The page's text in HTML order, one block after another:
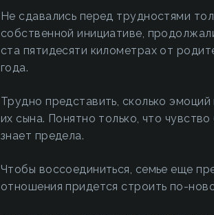
Не сдавались перед трудностями
собственной инициативе,
ста пятидесяти километрах от
года.
Трудно представить, сколько
их сына. Понятно только, что
знает предела.
Чтобы воссоединиться, семье еще
отношения придется строить по-